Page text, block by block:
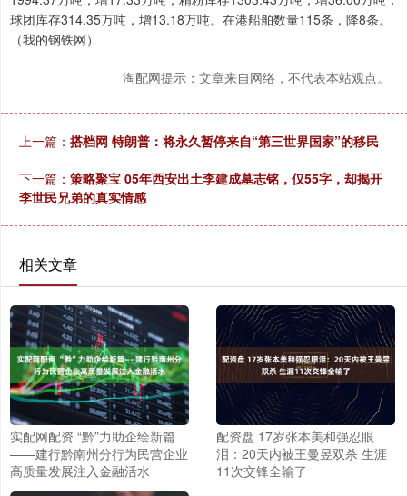
球团库存314.35万吨，增13.18万吨。在港船舶数量115条，降8条。
（我的钢铁网）
淘配网提示：文章来自网络，不代表本站观点。
上一篇： 搭档网 特朗普：将永久暂停来自“第三世界国家”的移民
下一篇： 策略聚宝 05年西安出土李建成墓志铭，仅55字，却揭开
李世民兄弟的真实情感
相关文章
实配网配资 “黔”力助企绘新篇
——建行黔南州分行为民营企业
高质量发展注入金融活水
配资盘 17岁张本美和强忍眼
泪：20天内被王曼昱双杀 生涯
11次交锋全输了